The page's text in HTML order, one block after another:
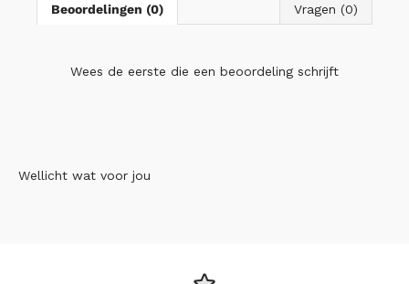
Beoordelingen (0) Vragen (0)
Wees de eerste die een beoordeling schrijft
Wellicht wat voor jou